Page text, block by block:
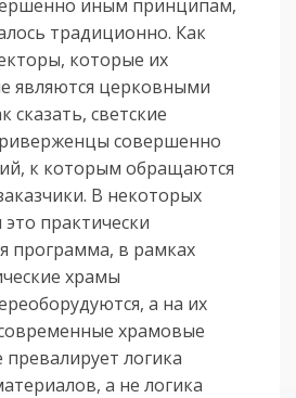
иным принципам,
традиционно. Как
которые их
являются церковными
сказать, светские
совершенно
к которым обращаются
В некоторых
практически
программа, в рамках
храмы
а на их
храмовые
превалирует логика
а не логика